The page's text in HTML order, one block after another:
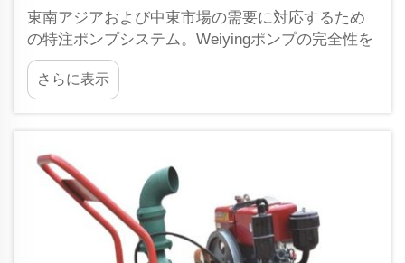
東南アジアおよび中東市場の需要に対応するため
の特注ポンプシステム。Weiyingポンプの完全性を
実現するOEM／ODMサービス。Weiyingポンプ
は、東南アジアおよび中東地域のお客様の厳しい
要件を満たすように設計・製造されています…
さらに表示